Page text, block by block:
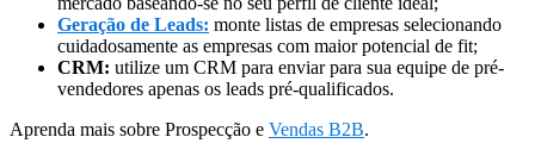
Geração de Leads: monte listas de empresas selecionando
cuidadosamente as empresas com maior potencial de fit;
CRM: utilize um CRM para enviar para sua equipe de pré-
vendedores apenas os leads pré-qualificados.
Aprenda mais sobre Prospecção e Vendas B2B.